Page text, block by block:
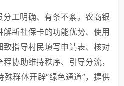
分工明确、有条不紊。农商银
新社保卡的功能优势、使用
致指导村民填写申请表、核对
协助维持秩序、引导分流，
群体开辟“绿色通道”，提供